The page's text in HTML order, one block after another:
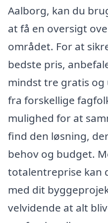
Aalborg, kan du
at få en oversigt
området. For at
bedste pris,
mindst tre gratis
fra forskellige
mulighed for at
find den løsning,
behov og budget.
totalentreprise kan
med dit
velvidende at alt